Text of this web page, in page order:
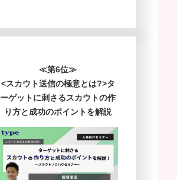
≪第6位≫
<スカウト送信の極意とは?>タ
ーゲットに刺さるスカウトの作
り方と成功のポイントを解説